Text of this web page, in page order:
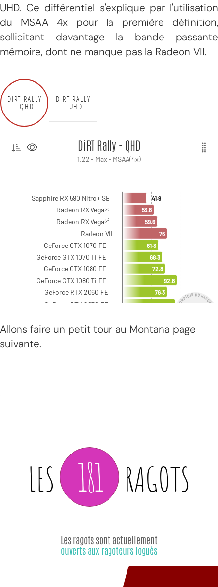
UHD. Ce différentiel s'explique par l'utilisation
du MSAA 4x pour la première définition,
sollicitant davantage la bande passante
mémoire, dont ne manque pas la Radeon VII.
Allons faire un petit tour au Montana page
suivante.
LES 181 RAGOTS
Les ragots sont actuellement
ouverts aux ragoteurs logués